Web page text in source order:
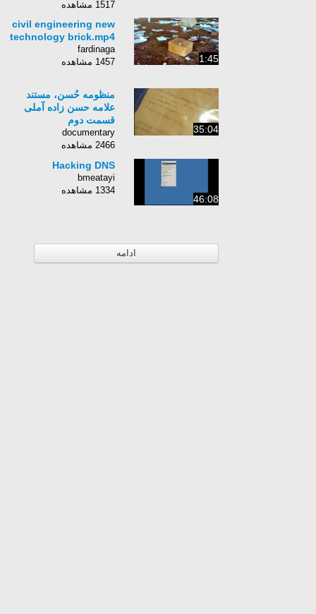
1517 مشاهده
1:45
civil engineering new
technology brick.mp4
fardinaga
1457 مشاهده
35:04
منظومه حُسن، مستند
علامه حسن زاده آملی
قسمت دوم
documentary
2466 مشاهده
46:08
Hacking DNS
bmeatayi
1334 مشاهده
ادامه